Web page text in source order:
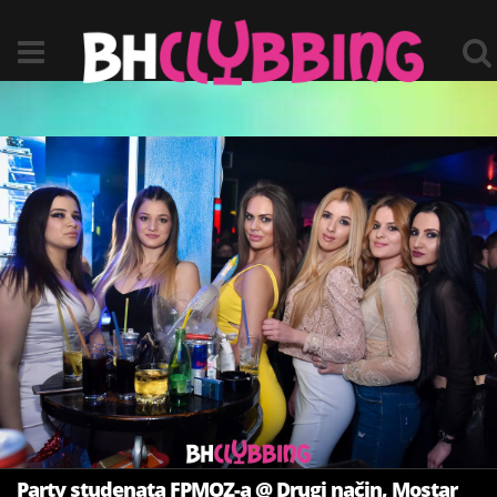
Party studenata FPMOZ-a @ Drugi način, Mostar